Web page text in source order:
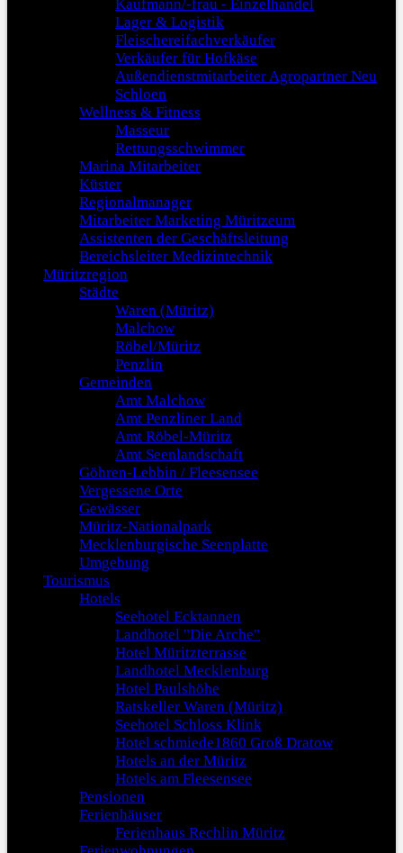
Kaufmann/-frau - Einzelhandel
Lager & Logistik
Fleischereifachverkäufer
Verkäufer für Hofkäse
Außendienstmitarbeiter Agropartner Neu
Schloen
Wellness & Fitness
Masseur
Rettungsschwimmer
Marina Mitarbeiter
Küster
Regionalmanager
Mitarbeiter Marketing Müritzeum
Assistenten der Geschäftsleitung
Bereichsleiter Medizintechnik
Müritzregion
Städte
Waren (Müritz)
Malchow
Röbel/Müritz
Penzlin
Gemeinden
Amt Malchow
Amt Penzliner Land
Amt Röbel-Müritz
Amt Seenlandschaft
Göhren-Lebbin / Fleesensee
Vergessene Orte
Gewässer
Müritz-Nationalpark
Mecklenburgische Seenplatte
Umgebung
Tourismus
Hotels
Seehotel Ecktannen
Landhotel "Die Arche"
Hotel Müritzterrasse
Landhotel Mecklenburg
Hotel Paulshöhe
Ratskeller Waren (Müritz)
Seehotel Schloss Klink
Hotel schmiede1860 Groß Dratow
Hotels an der Müritz
Hotels am Fleesensee
Pensionen
Ferienhäuser
Ferienhaus Rechlin Müritz